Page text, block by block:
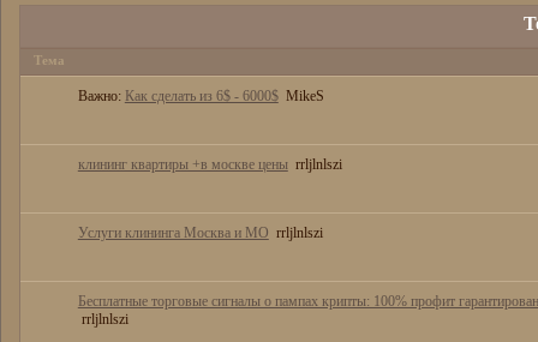
Тема
Важно: Как сделать из 6$ - 6000$ MikeS
клининг квартиры +в москве цены rrljlnlszi
Услуги клининга Москва и МО rrljlnlszi
Бесплатные торговые сигналы о пампах крипты: 100% профит гарантирован
rrljlnlszi